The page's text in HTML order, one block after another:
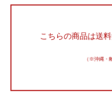
こちらの商品は送
（※沖縄・